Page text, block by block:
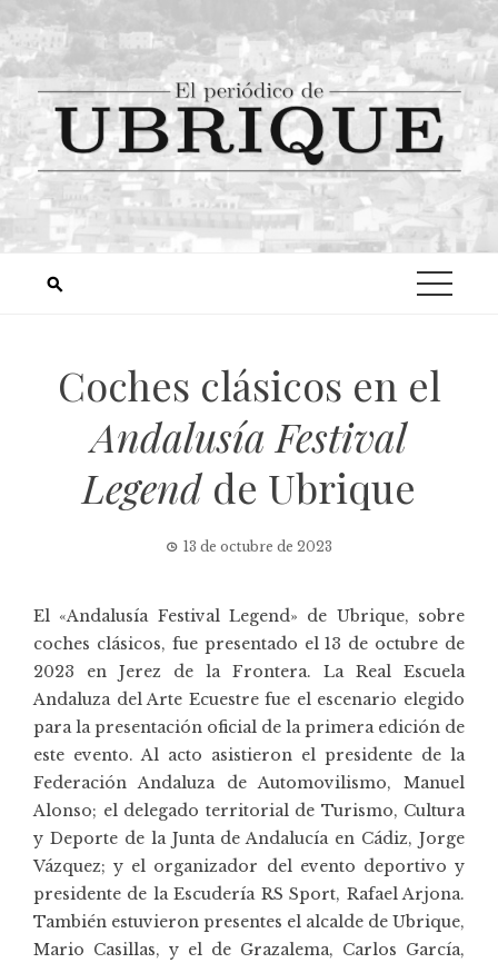
Coches clásicos en el
Andalusía Festival
Legend de Ubrique
13 de octubre de 2023
El «Andalusía Festival Legend» de Ubrique, sobre
coches clásicos, fue presentado el 13 de octubre de
2023 en Jerez de la Frontera. La Real Escuela
Andaluza del Arte Ecuestre fue el escenario elegido
para la presentación oficial de la primera edición de
este evento. Al acto asistieron el presidente de la
Federación Andaluza de Automovilismo, Manuel
Alonso; el delegado territorial de Turismo, Cultura
y Deporte de la Junta de Andalucía en Cádiz, Jorge
Vázquez; y el organizador del evento deportivo y
presidente de la Escudería RS Sport, Rafael Arjona.
También estuvieron presentes el alcalde de Ubrique,
Mario Casillas, y el de Grazalema, Carlos García,